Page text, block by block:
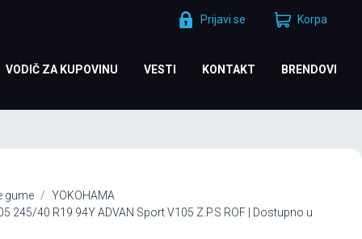
Prijavi se Korpa
VODIČ ZA KUPOVINU VESTI KONTAKT BRENDOVI
gume
YOKOHAMA
245/40 R19 94Y ADVAN Sport V105 Z.P.S ROF | Dostupno u